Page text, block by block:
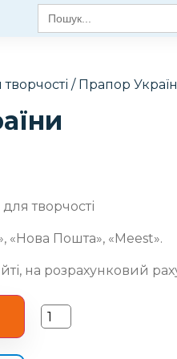
Search
for:
/ Прапор
творчості
«Нова Пошта», «Meest».
на розрахунковий